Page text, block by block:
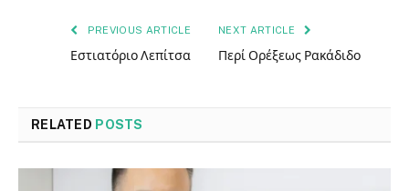
PREVIOUS ARTICLE
Εστιατόριο Λεπίτσα
NEXT ARTICLE
Περί Ορέξεως Ρακάδιδο
RELATED POSTS